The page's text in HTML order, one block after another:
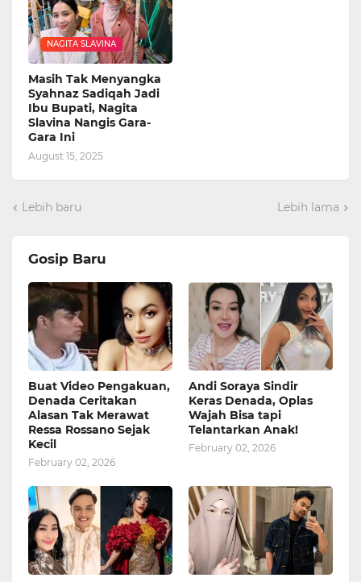
NAGITA SLAVINA
Masih Tak Menyangka
Syahnaz Sadiqah Jadi
Ibu Bupati, Nagita
Slavina Nangis Gara-
Gara Ini
August 15, 2025
Lebih baru Lebih lama
Gosip Baru
Buat Video Pengakuan,
Denada Ceritakan
Alasan Tak Merawat
Ressa Rossano Sejak
Kecil
February 02, 2026
Andi Soraya Sindir
Keras Denada, Oplas
Wajah Bisa tapi
Telantarkan Anak!
February 02, 2026